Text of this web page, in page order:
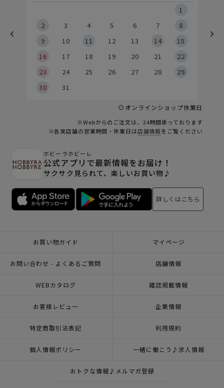
1
2
3 4 5 6 7
8
9
10 11 12 13 14
15
16
17 18 19 20 21
22
23
24 25 26 27 28
29
30
31
オンラインショップ休業日
※Webからのご注文は、24時間承っております
※各実店舗の営業時間・休業日は店舗情報をご覧ください
ホビーラホビーレ
公式アプリで最新情報をお届け！
サクサク見られて、楽しいお買い物♪
詳しくはこちら
お買い物ガイド マイページ
お問い合わせ - よくあるご質問 店舗情報
WEBカタログ 雑誌掲載情報
お客様レビュー 企業情報
特定商取引法表記 利用規約
個人情報ポリシー 一緒に働こう♪求人情報
おトクな情報♪メルマガ登録